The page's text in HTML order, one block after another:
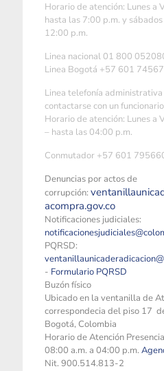
Horario de atención: Lunes a
hasta las 7:00 p.m. y
12:00 p.m.
Linea nacional 01 800
Linea Bogotá +57 601
Linea telefonía
contactarse con un
Horario de atención: Lunes a
– hasta las 04:00 p.m.
Conmutador +57 601
Denuncias por actos de
corrupción:
acompra.gov.co
Notificaciones judiciales:
PQRSD:
- Formulario PQRSD
Buzón físico
Ubicado en la ventanilla de
correspondecia del piso 17
Bogotá, Colombia
Horario de Atención
08:00 a.m. a 04:00 p.m.
Nit. 900.514.813-2